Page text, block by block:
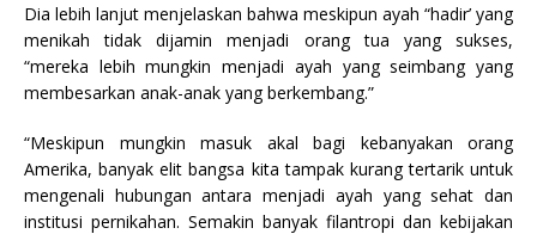
Dia lebih lanjut menjelaskan bahwa meskipun ayah “hadir’ yang
menikah tidak dijamin menjadi orang tua yang sukses,
“mereka lebih mungkin menjadi ayah yang seimbang yang
membesarkan anak-anak yang berkembang.”
“Meskipun mungkin masuk akal bagi kebanyakan orang
Amerika, banyak elit bangsa kita tampak kurang tertarik untuk
mengenali hubungan antara menjadi ayah yang sehat dan
institusi pernikahan. Semakin banyak filantropi dan kebijakan